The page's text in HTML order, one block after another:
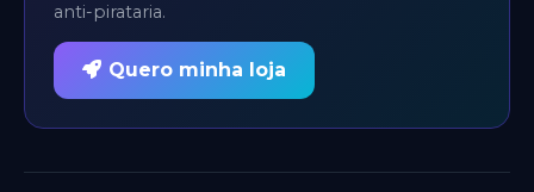
anti-pirataria.
Quero minha loja